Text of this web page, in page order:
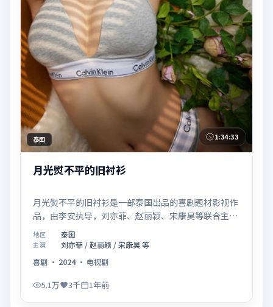
泰国 1:34:33
月光熨不平的旧衬衫
月光熨不平的旧衬衫是一部泰国出品的喜剧题材影视作
品，由李安执导，刘亦菲、赵丽颖、宋康昊等联合主
演，于2024年11月18日在院线首映。影片围绕「爱的
迟疑与勇敢迈出的一步」展开叙事，镜头语言克制而富
有张力，节奏起伏得当，人物弧光完整；配乐与场面调
度强化了类型片的观感体验，亦留有可供解读的细节空
间，适合关注现实主义叙事与人物关系的观众观看与收
地区 泰国
主演
刘亦菲 / 赵丽颖 / 宋康昊 等
喜剧 · 2024· 电视剧
5.1万 3千 1年前